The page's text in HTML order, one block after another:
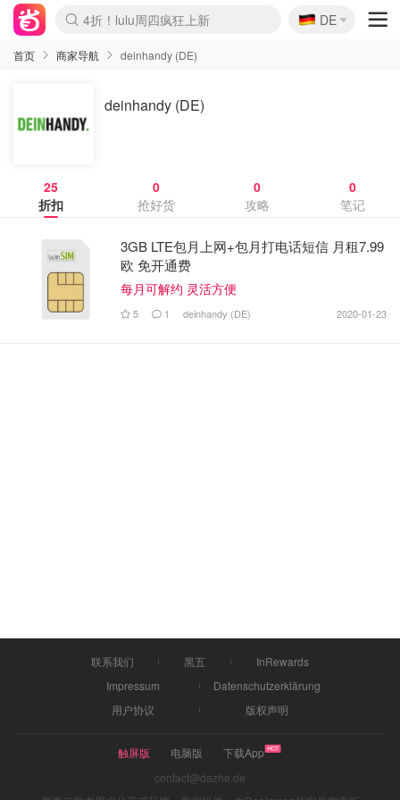
Boticinal 夏促开抢！
4折！lulu周四疯狂上新
还没结束！&OtherStories大促
Joybuy变相75折 随时失效
速领！Stanley独家85折
疑似霸哥！Camper额外叠85折
Zalando 奥莱闪促！每日更新
Moncler反季囤！5折起+叠9折
Coach Brooklyn仅€192
🇩🇪
DE
首页 商家导航 deinhandy (DE)
deinhandy (DE)
25
折扣
0
抢好货
0
攻略
0
笔记
3GB LTE包月上网+包月打电话短信 月租7.99
欧 免开通费
每月可解约 灵活方便
5 1 deinhandy (DE) 2020-01-23
联系我们 黑五
InRewards
Impressum
Datenschutzerklärung
用户协议
版权声明
触屏版 电脑版
下载App
contact@dazhe.de